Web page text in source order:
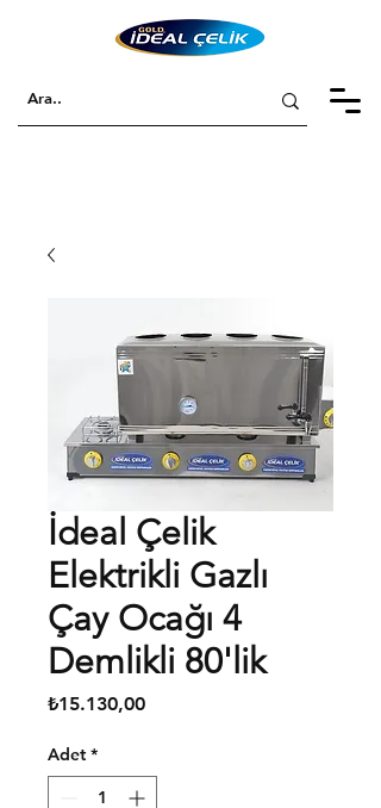
İdeal Çelik
Elektrikli Gazlı
Çay Ocağı 4
Demlikli 80'lik
₺15.130,00Fiyat
Adet *